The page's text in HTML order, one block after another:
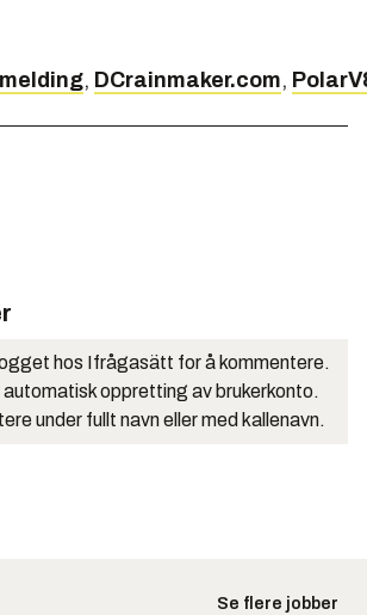
, DCrainmaker.com,
hos Ifrågasätt for å kommentere.
oppretting av brukerkonto.
under fullt navn eller med kallenavn.
Se flere jobber